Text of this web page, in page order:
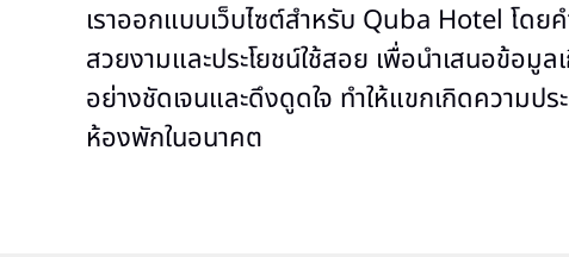
เราออกแบบเว็บไซต์สำหรับ Quba Hotel โดย
สวยงามและประโยชน์ใช้สอย เพื่อนำเสนอข้อมูล
อย่างชัดเจนและดึงดูดใจ ทำให้แขกเกิดความปร
ห้องพักในอนาคต